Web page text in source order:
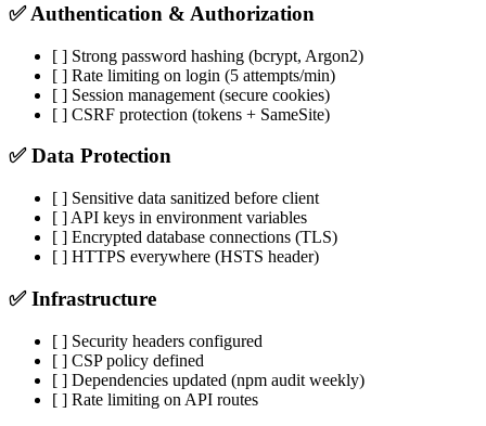
✅ Authentication & Authorization
[ ] Strong password hashing (bcrypt, Argon2)
[ ] Rate limiting on login (5 attempts/min)
[ ] Session management (secure cookies)
[ ] CSRF protection (tokens + SameSite)
✅ Data Protection
[ ] Sensitive data sanitized before client
[ ] API keys in environment variables
[ ] Encrypted database connections (TLS)
[ ] HTTPS everywhere (HSTS header)
✅ Infrastructure
[ ] Security headers configured
[ ] CSP policy defined
[ ] Dependencies updated (npm audit weekly)
[ ] Rate limiting on API routes